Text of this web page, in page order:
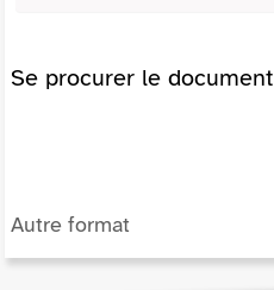
Se procurer le document
Autre format